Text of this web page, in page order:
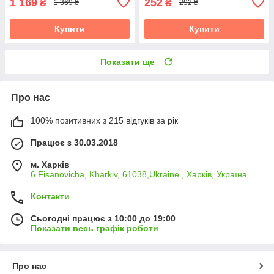
₴ 1 369 ₴
Купити
₴ 292 ₴
Купити
Показати ще
Про нас
100% позитивних з 215 відгуків за рік
Працює з 30.03.2018
м. Харків
6 Fisanovicha, Kharkiv, 61038,Ukraine., Харків, Україна
Контакти
Сьогодні працює з 10:00 до 19:00
Показати весь графік роботи
Про нас